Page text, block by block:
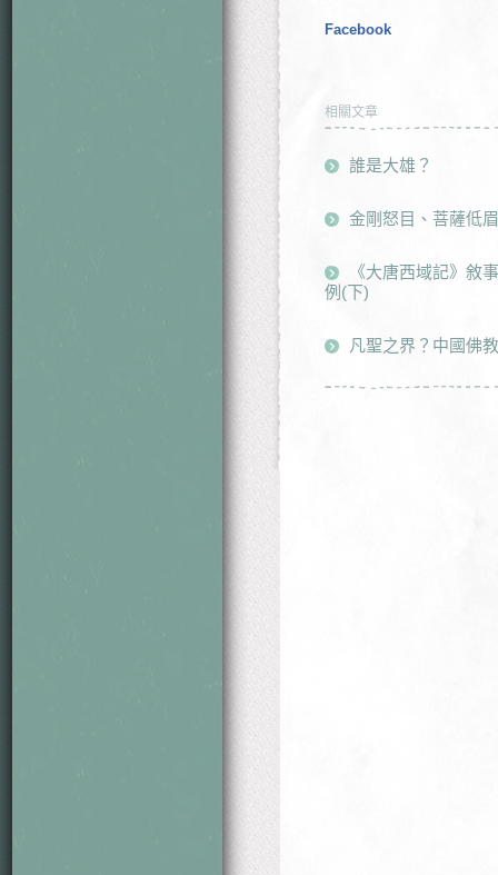
Facebook
相關文章
誰是大雄？
金剛怒目、菩薩低眉
《大唐西域記》敘
例(下)
凡聖之界？中國佛